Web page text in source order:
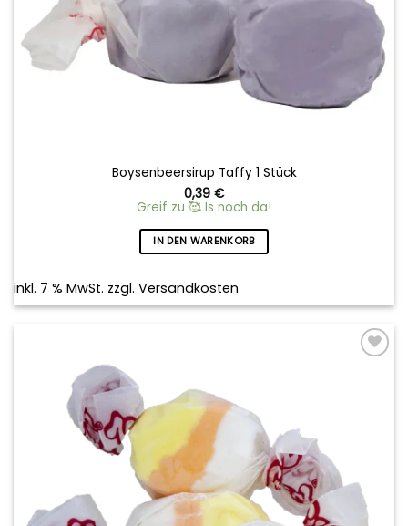
Boysenbeersirup Taffy 1 Stück
0,39 €
Greif zu 🥰 Is noch da!
IN DEN WARENKORB
inkl. 7 % MwSt. zzgl. Versandkosten